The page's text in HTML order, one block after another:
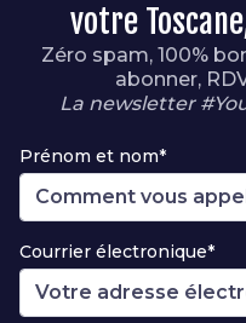
votre
Zéro spam, 100%
abonner,
La newsletter
Prénom et nom*
Courrier électronique*